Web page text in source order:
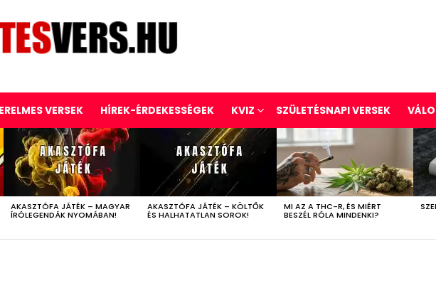
VERSEK HÍREK-ÉRDEKESSÉGEK KVIZ SZÜLETÉSNAPI VERSEK
AKASZTÓFA JÁTÉK – MAGYAR
ÍRÓLEGENDÁK NYOMÁBAN!
AKASZTÓFA JÁTÉK – KÖLTŐK
ÉS HALHATATLAN SOROK!
MI AZ A THC-R, ÉS MIÉRT
BESZÉL RÓLA MINDENKI?